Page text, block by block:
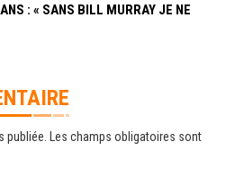
: « SANS BILL MURRAY JE NE
publiée. Les champs obligatoires sont